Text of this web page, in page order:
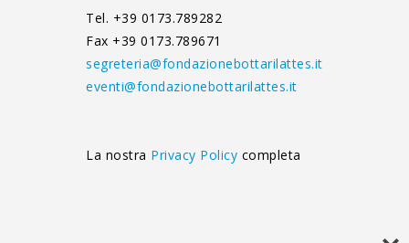
Tel. +39 0173.789282
Fax +39 0173.789671
segreteria@fondazionebottarilattes.it
eventi@fondazionebottarilattes.it
La nostra Privacy Policy completa